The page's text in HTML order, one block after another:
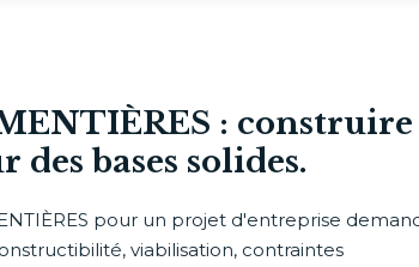
: construire
bases solides.
pour un projet d'entreprise
viabilisation, contraintes